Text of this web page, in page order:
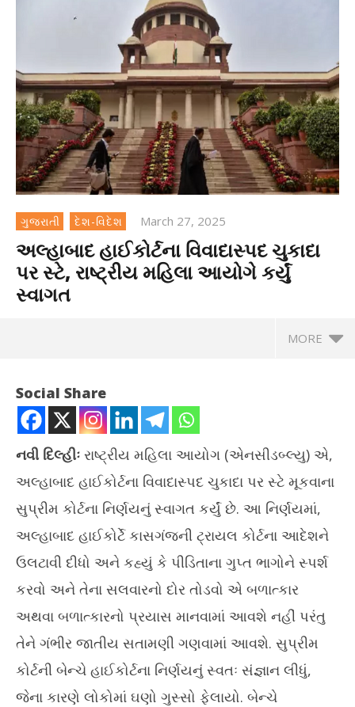
ગુજરાતી દેશ-વિદેશ March 27, 2025
અલ્હાબાદ હાઈકોર્ટના વિવાદાસ્પદ ચુકાદા
પર સ્ટે, રાષ્ટ્રીય મહિલા આયોગે કર્યું
સ્વાગત
MORE
NOW VIEWING
અલ્હાબાદ હાઈકોર્ટના વિવાદાસ્પદ ચુકાદા પર સ્ટે, રાષ્ટ્રીય મહિલા
આયોગે કર્યું સ્વાગત
March
27,
2025
Social Share
નવી દિલ્હીઃ રાષ્ટ્રીય મહિલા આયોગ (એનસીડબ્લ્યુ) એ,
અલ્હાબાદ હાઈકોર્ટના વિવાદાસ્પદ ચુકાદા પર સ્ટે મૂકવાના
સુપ્રીમ કોર્ટના નિર્ણયનું સ્વાગત કર્યું છે. આ નિર્ણયમાં,
અલ્હાબાદ હાઈકોર્ટે કાસગંજની ટ્રાયલ કોર્ટના આદેશને
ઉલટાવી દીધો અને કહ્યું કે પીડિતાના ગુપ્ત ભાગોને સ્પર્શ
કરવો અને તેના સલવારનો દોર તોડવો એ બળાત્કાર
અથવા બળાત્કારનો પ્રયાસ માનવામાં આવશે નહીં પરંતુ
તેને ગંભીર જાતીય સતામણી ગણવામાં આવશે. સુપ્રીમ
કોર્ટની બેન્ચે હાઈકોર્ટના નિર્ણયનું સ્વતઃ સંજ્ઞાન લીધું,
જેના કારણે લોકોમાં ઘણો ગુસ્સો ફેલાયો. બેન્ચે